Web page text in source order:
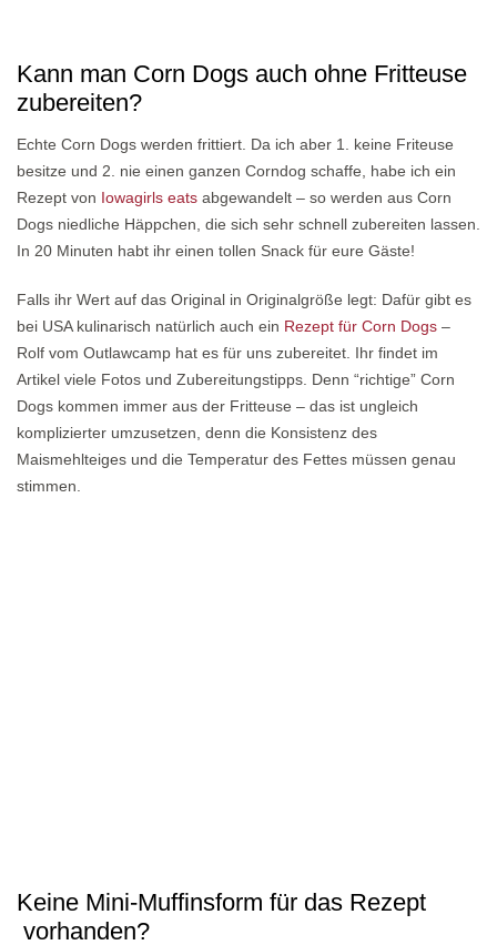
Kann man Corn Dogs auch ohne Fritteuse
zubereiten?
Echte Corn Dogs werden frittiert. Da ich aber 1. keine Friteuse
besitze und 2. nie einen ganzen Corndog schaffe, habe ich ein
Rezept von Iowagirls eats abgewandelt – so werden aus Corn
Dogs niedliche Häppchen, die sich sehr schnell zubereiten lassen.
In 20 Minuten habt ihr einen tollen Snack für eure Gäste!
Falls ihr Wert auf das Original in Originalgröße legt: Dafür gibt es
bei USA kulinarisch natürlich auch ein Rezept für Corn Dogs –
Rolf vom Outlawcamp hat es für uns zubereitet. Ihr findet im
Artikel viele Fotos und Zubereitungstipps. Denn “richtige” Corn
Dogs kommen immer aus der Fritteuse – das ist ungleich
komplizierter umzusetzen, denn die Konsistenz des
Maismehlteiges und die Temperatur des Fettes müssen genau
stimmen.
Keine Mini-Muffinsform für das Rezept
vorhanden?